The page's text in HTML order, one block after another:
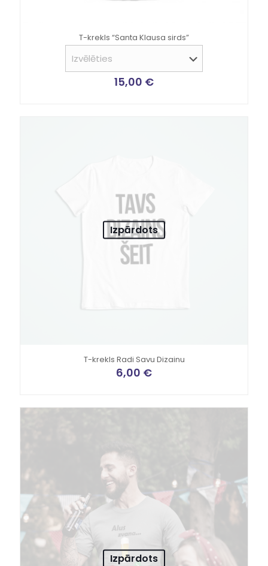
T-krekls “Santa Klausa sirds”
15,00 €
Izpārdots
T-krekls Radi Savu Dizainu
6,00 €
Izpārdots